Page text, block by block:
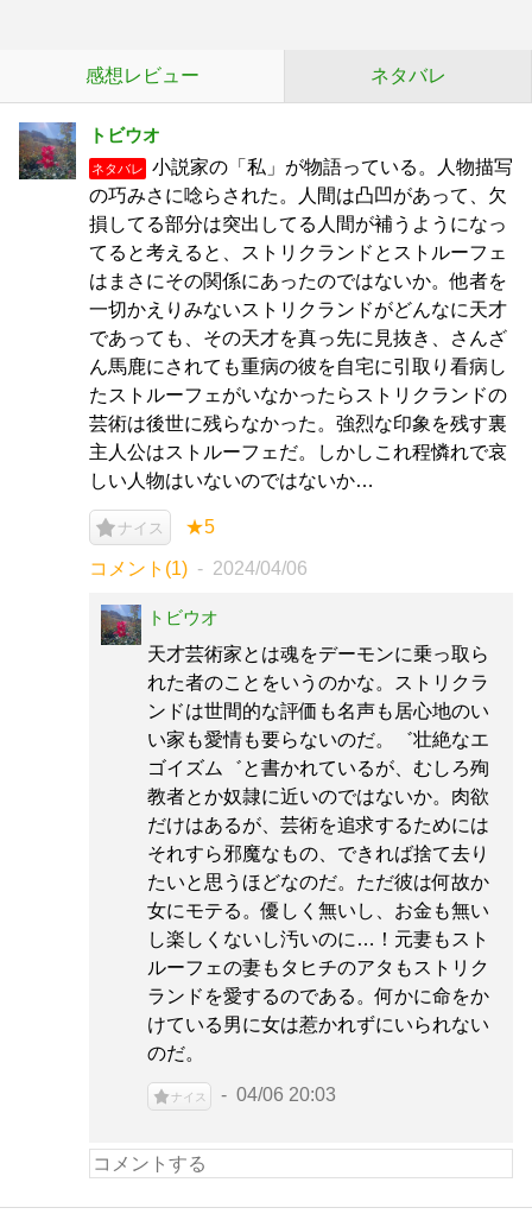
感想レビュー ネタバレ
トビウオ
ネタバレ
小説家の「私」が物語っている。人物描写
の巧みさに唸らされた。人間は凸凹があって、欠
損してる部分は突出してる人間が補うようになっ
てると考えると、ストリクランドとストルーフェ
はまさにその関係にあったのではないか。他者を
一切かえりみないストリクランドがどんなに天才
であっても、その天才を真っ先に見抜き、さんざ
ん馬鹿にされても重病の彼を自宅に引取り看病し
たストルーフェがいなかったらストリクランドの
芸術は後世に残らなかった。強烈な印象を残す裏
主人公はストルーフェだ。しかしこれ程憐れで哀
しい人物はいないのではないか…
ナイス ★5
コメント(1) 2024/04/06
トビウオ
天才芸術家とは魂をデーモンに乗っ取ら
れた者のことをいうのかな。ストリクラ
ンドは世間的な評価も名声も居心地のい
い家も愛情も要らないのだ。゛壮絶なエ
ゴイズム゛と書かれているが、むしろ殉
教者とか奴隷に近いのではないか。肉欲
だけはあるが、芸術を追求するためには
それすら邪魔なもの、できれば捨て去り
たいと思うほどなのだ。ただ彼は何故か
女にモテる。優しく無いし、お金も無い
し楽しくないし汚いのに…！元妻もスト
ルーフェの妻もタヒチのアタもストリク
ランドを愛するのである。何かに命をか
けている男に女は惹かれずにいられない
のだ。
ナイス 04/06 20:03